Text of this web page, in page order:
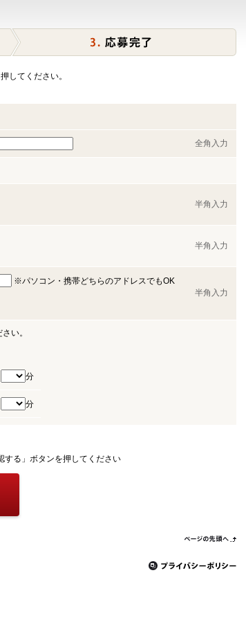
してください。
全角入力
半角入力
半角入力
※パソコン・携帯どちらのアドレスでもOK
半角入力
い。
分
分
する」ボタンを押してください